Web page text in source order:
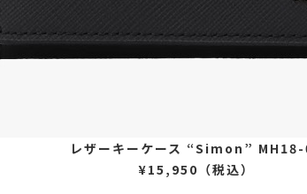
レザーキーケース “Simon”
¥15,950（税込）